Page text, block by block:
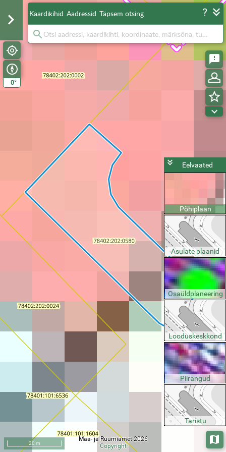
0°
Kaardikihid Aadressid Täpsem otsing
20 m
Maa- ja Ruumiamet 2026
Copyright
Eelvaated
Põhiplaan
Asulate plaanid
Osaüldplaneering
Looduskeskkond
Piirangud
Taristu